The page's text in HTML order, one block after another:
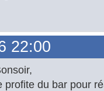
22:00
profite du bar pour